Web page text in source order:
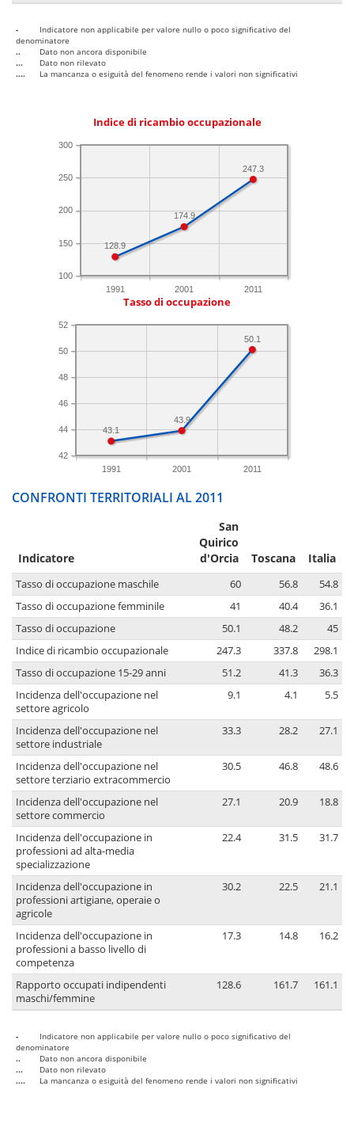
-
Indicatore non applicabile per valore nullo o poco significativo del
denominatore
..
Dato non ancora disponibile
...
Dato non rilevato
....
La mancanza o esiguità del fenomeno rende i valori non significativi
Indice di ricambio occupazionale
1991 2001 2011
100
150
200
250
300
247.3
174.9
128.9
Tasso di occupazione
1991 2001 2011
42
44
46
48
50
52
50.1
43.9
43.1
CONFRONTI TERRITORIALI AL 2011
Indicatore
San
Quirico
d'Orcia
Toscana Italia
Tasso di occupazione maschile 60 56.8
54.8
Tasso di occupazione femminile
41 40.4
36.1
Tasso di occupazione
50.1 48.2
45
Indice di ricambio occupazionale
247.3 337.8
298.1
Tasso di occupazione 15-29 anni
51.2 41.3
36.3
Incidenza dell'occupazione nel
settore agricolo
9.1 4.1 5.5
Incidenza dell'occupazione nel
settore industriale
33.3 28.2 27.1
Incidenza dell'occupazione nel
settore terziario extracommercio
30.5 46.8 48.6
Incidenza dell'occupazione nel
settore commercio
27.1 20.9 18.8
Incidenza dell'occupazione in
professioni ad alta-media
specializzazione
22.4 31.5 31.7
Incidenza dell'occupazione in
professioni artigiane, operaie o
agricole
30.2 22.5 21.1
Incidenza dell'occupazione in
professioni a basso livello di
competenza
17.3 14.8 16.2
Rapporto occupati indipendenti
maschi/femmine
128.6 161.7 161.1
-
Indicatore non applicabile per valore nullo o poco significativo del
denominatore
..
Dato non ancora disponibile
...
Dato non rilevato
....
La mancanza o esiguità del fenomeno rende i valori non significativi